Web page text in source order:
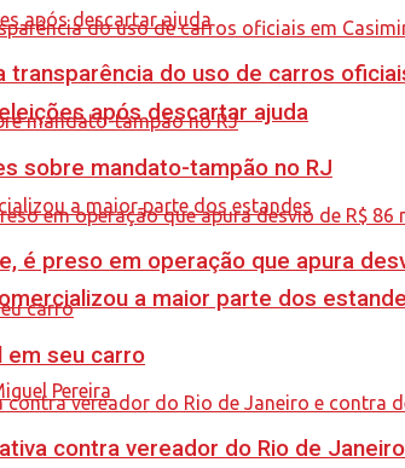
após descartar ajuda
a maior parte dos
do uso de carros
sobre mandato-tampão no RJ
é preso em operação que apura
em seu carro
contra vereador do Rio de